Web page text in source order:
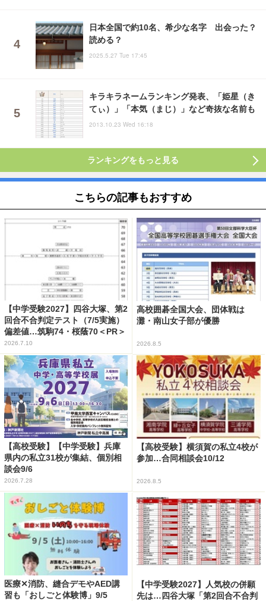
日本全国で約10名、希少な名字 出会った？
読める？
2025.5.27 Tue 17:45
キラキラネームランキング発表、「姫星（き
てぃ）」「本気（まじ）」など奇抜な名前も
2013.10.23 Wed 16:18
ランキングをもっと見る
こちらの記事もおすすめ
【中学受験2027】四谷大塚、第2
回合不合判定テスト（7/5実施）
偏差値…筑駒74・桜蔭70＜PR＞
2026.7.10
高校囲碁全国大会、団体戦は
灘・南山女子部が優勝
2026.8.5
【高校受験】【中学受験】兵庫
県内の私立31校が集結、個別相
談会9/6
2026.7.28
【高校受験】横須賀の私立4校が
参加…合同相談会10/12
2026.8.5
医療✕消防、縫合デモやAED講
習も「おしごと体験博」9/5
【中学受験2027】人気校の併願
先は…四谷大塚「第2回合不合判